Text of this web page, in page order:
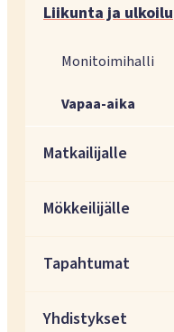
Liikunta ja ulkoilu
Monitoimihalli
Vapaa-aika
Matkailijalle
Mökkeilijälle
Tapahtumat
Yhdistykset